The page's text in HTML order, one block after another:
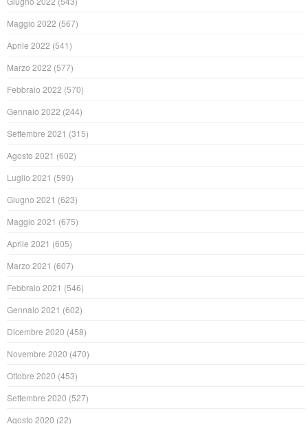
Maggio 2022 (567)
Aprile 2022 (541)
Marzo 2022 (577)
Febbraio 2022 (570)
Gennaio 2022 (244)
Settembre 2021 (315)
Agosto 2021 (602)
Luglio 2021 (590)
Giugno 2021 (623)
Maggio 2021 (675)
Aprile 2021 (605)
Marzo 2021 (607)
Febbraio 2021 (546)
Gennaio 2021 (602)
Dicembre 2020 (458)
Novembre 2020 (470)
Ottobre 2020 (453)
Settembre 2020 (527)
Agosto 2020 (22)